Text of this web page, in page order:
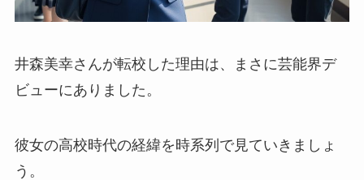
井森美幸さんが転校した理由は、まさに芸能界デ
ビューにありました。
彼女の高校時代の経緯を時系列で見ていきましょ
う。